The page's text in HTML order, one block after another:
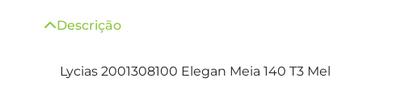
Descrição
Lycias 2001308100 Elegan Meia 140 T3 Mel